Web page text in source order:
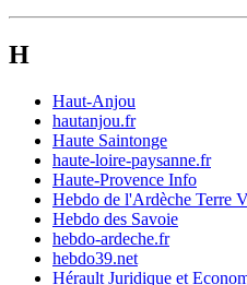
H
Haut-Anjou
hautanjou.fr
Haute Saintonge
haute-loire-paysanne.fr
Haute-Provence Info
Hebdo de l'Ardèche Terre
Hebdo des Savoie
hebdo-ardeche.fr
hebdo39.net
Hérault Juridique et